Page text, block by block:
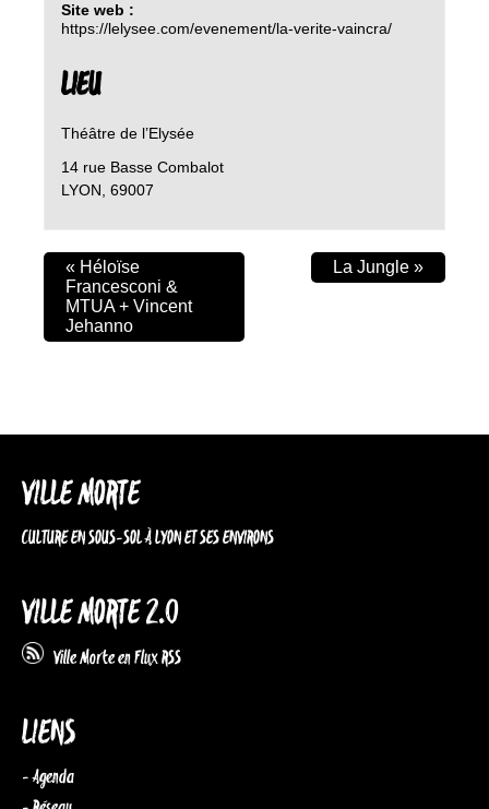
Site web :
https://lelysee.com/evenement/la-verite-vaincra/
LIEU
Théâtre de l’Elysée
14 rue Basse Combalot
LYON 69007
« Héloïse
Francesconi &
MTUA + Vincent
Jehanno
La Jungle »
VILLE MORTE
CULTURE EN SOUS-SOL À LYON ET SES ENVIRONS
VILLE MORTE 2.0
Ville Morte en Flux RSS
LIENS
- Agenda